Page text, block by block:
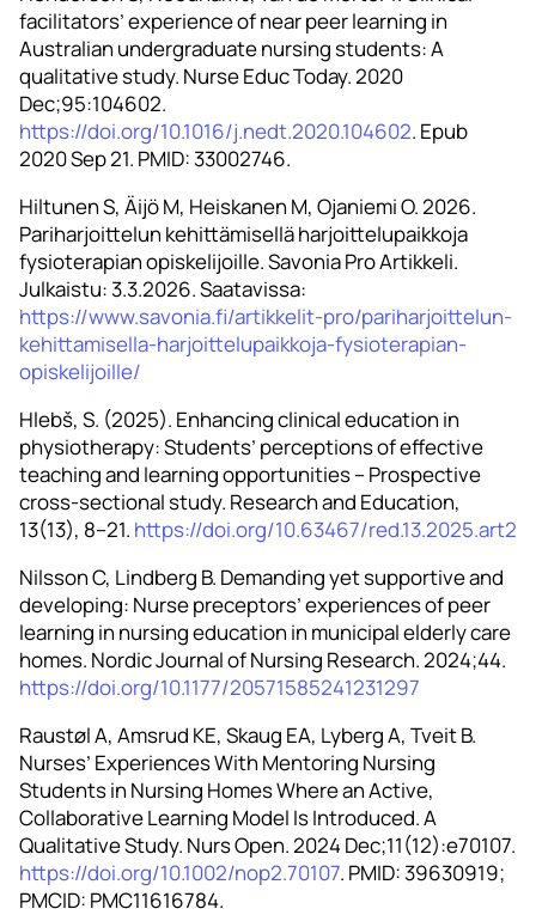
facilitators’ experience of near peer learning in
Australian undergraduate nursing students: A
qualitative study. Nurse Educ Today. 2020
Dec;95:104602.
https://doi.org/10.1016/j.nedt.2020.104602. Epub
2020 Sep 21. PMID: 33002746.
Hiltunen S, Äijö M, Heiskanen M, Ojaniemi O. 2026.
Pariharjoittelun kehittämisellä harjoittelupaikkoja
fysioterapian opiskelijoille. Savonia Pro Artikkeli.
Julkaistu: 3.3.2026. Saatavissa:
https://www.savonia.fi/artikkelit-pro/pariharjoittelun-
kehittamisella-harjoittelupaikkoja-fysioterapian-
opiskelijoille/
Hlebš, S. (2025). Enhancing clinical education in
physiotherapy: Students’ perceptions of effective
teaching and learning opportunities – Prospective
cross‑sectional study. Research and Education,
13(13), 8–21. https://doi.org/10.63467/red.13.2025.art2
Nilsson C, Lindberg B. Demanding yet supportive and
developing: Nurse preceptors’ experiences of peer
learning in nursing education in municipal elderly care
homes. Nordic Journal of Nursing Research. 2024;44.
https://doi.org/10.1177/20571585241231297
Raustøl A, Amsrud KE, Skaug EA, Lyberg A, Tveit B.
Nurses’ Experiences With Mentoring Nursing
Students in Nursing Homes Where an Active,
Collaborative Learning Model Is Introduced. A
Qualitative Study. Nurs Open. 2024 Dec;11(12):e70107.
https://doi.org/10.1002/nop2.70107. PMID: 39630919;
PMCID: PMC11616784.